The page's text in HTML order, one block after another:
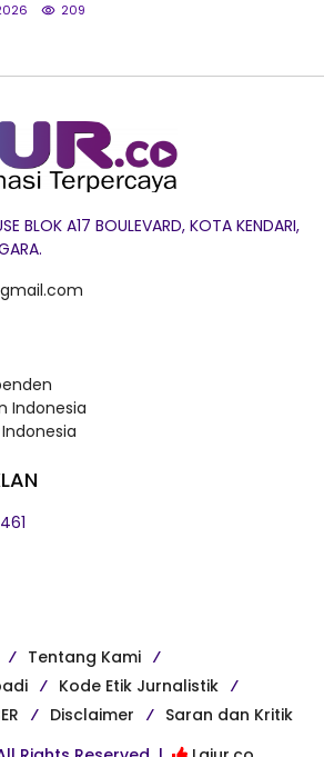
209
BLOK A17 BOULEVARD, KOTA KENDARI,
Indonesia
Tentang Kami
Kode Etik Jurnalistik
Disclaimer
Saran dan Kritik